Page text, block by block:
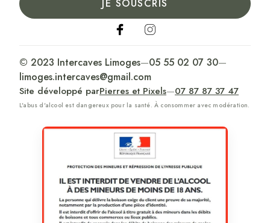
JE SOUSCRIS
© 2023 Intercaves Limoges—05 55 02 07 30—
limoges.intercaves@gmail.com
Site développé parPierres et Pixels—07 87 87 37 47
L'abus d'alcool est dangereux pour la santé. À consommer avec modération.